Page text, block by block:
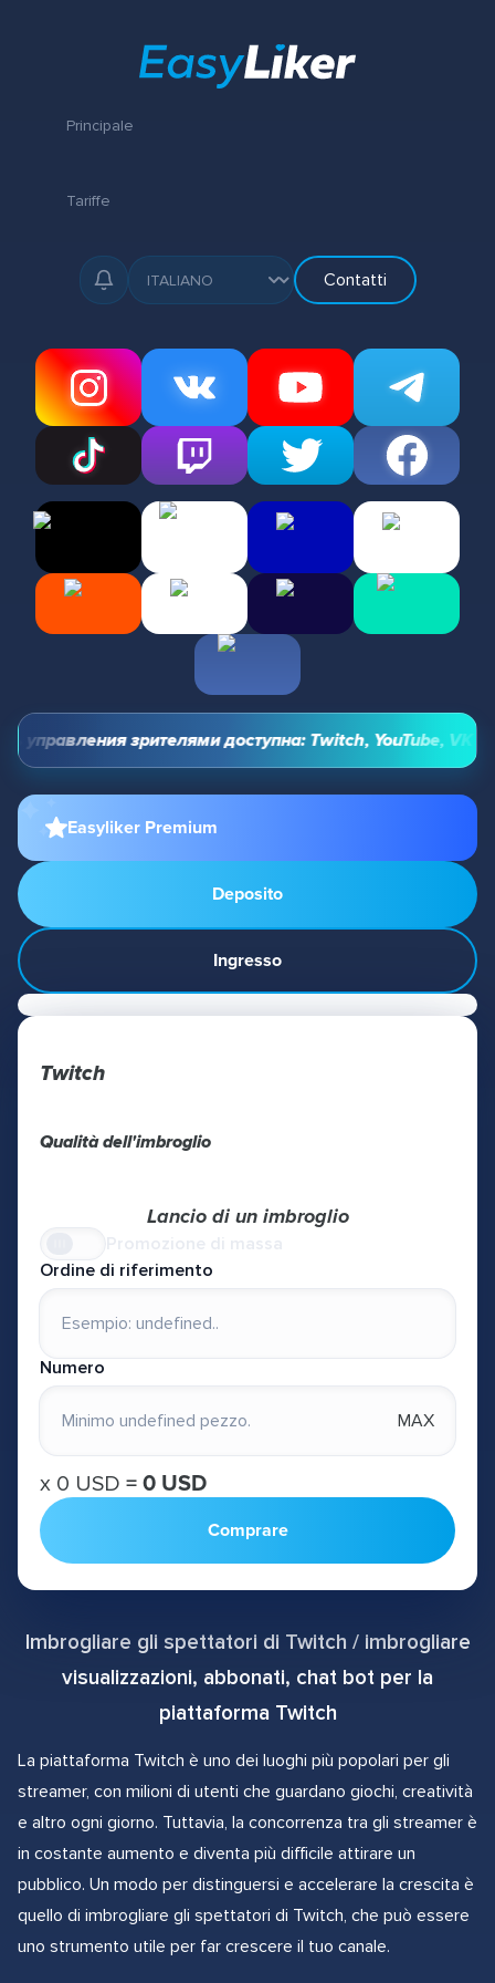
Principale
Tariffe
Contatti
управления зрителями доступна: Twitch, YouTube, VK
Easyliker Premium
Deposito
Ingresso
Twitch
Qualità dell'imbroglio
Lancio di un imbroglio
Ordine di riferimento
Numero
MAX
х 0 USD = 0 USD
Comprare
Imbrogliare gli spettatori di Twitch / imbrogliare
visualizzazioni, abbonati, chat bot per la
piattaforma Twitch
La piattaforma Twitch è uno dei luoghi più popolari per gli
streamer, con milioni di utenti che guardano giochi, creatività
e altro ogni giorno. Tuttavia, la concorrenza tra gli streamer è
in costante aumento e diventa più difficile attirare un
pubblico. Un modo per distinguersi e accelerare la crescita è
quello di imbrogliare gli spettatori di Twitch, che può essere
uno strumento utile per far crescere il tuo canale.